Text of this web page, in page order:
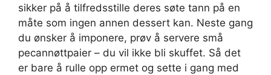
sikker på å tilfredsstille deres søte tann på en
måte som ingen annen dessert kan. Neste gang
du ønsker å imponere, prøv å servere små
pecannøttpaier – du vil ikke bli skuffet. Så det
er bare å rulle opp ermet og sette i gang med